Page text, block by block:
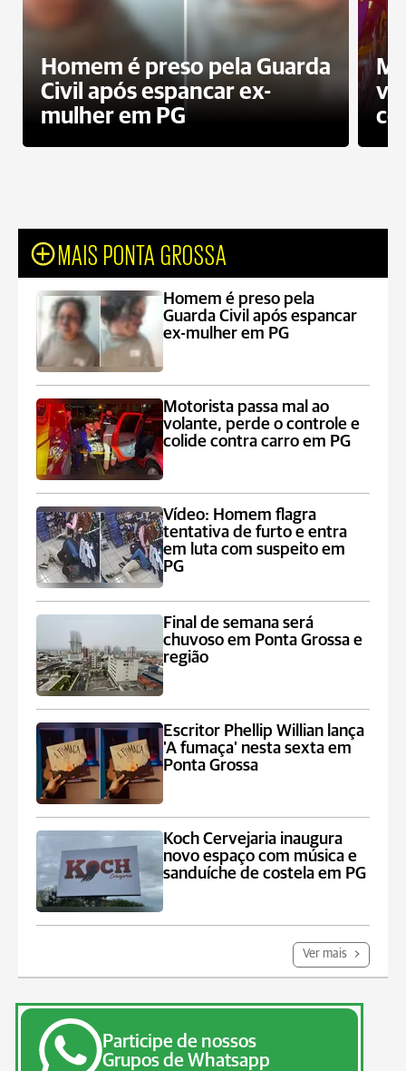
Homem é preso pela Guarda
Civil após espancar ex-
mulher em PG
MAIS PONTA GROSSA
Homem é preso pela
Guarda Civil após espancar
ex-mulher em PG
Motorista passa mal ao
volante, perde o controle e
colide contra carro em PG
Vídeo: Homem flagra
tentativa de furto e entra
em luta com suspeito em
PG
Final de semana será
chuvoso em Ponta Grossa e
região
Escritor Phellip Willian lança
'A fumaça' nesta sexta em
Ponta Grossa
Koch Cervejaria inaugura
novo espaço com música e
sanduíche de costela em PG
Ver mais
Participe de nossos
Grupos de Whatsapp